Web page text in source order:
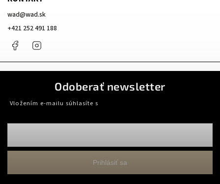
wad@wad.sk
+421 252 491 188
Facebook
Odoberať newsletter
Vložením e-mailu súhlasíte s
Prihlásiť sa